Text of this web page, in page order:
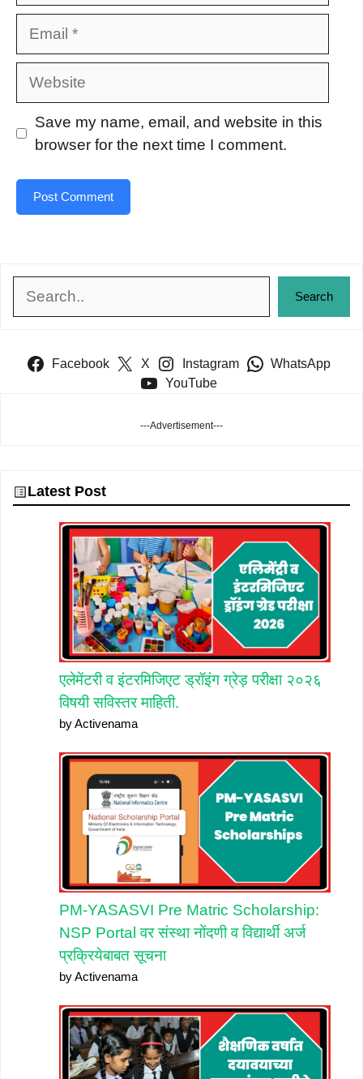
Website
Save my name, email, and website in this
browser for the next time I comment.
Search
Facebook X Instagram
WhatsApp
YouTube
---Advertisement---
Latest Post
एलेमेंटरी व इंटरमिजिएट ड्रॉइंग ग्रेड़ परीक्षा २०२६
विषयी सविस्तर माहिती.
by Activenama
PM-YASASVI Pre Matric Scholarship:
NSP Portal वर संस्था नोंदणी व विद्यार्थी अर्ज
प्रक्रियेबाबत सूचना
by Activenama